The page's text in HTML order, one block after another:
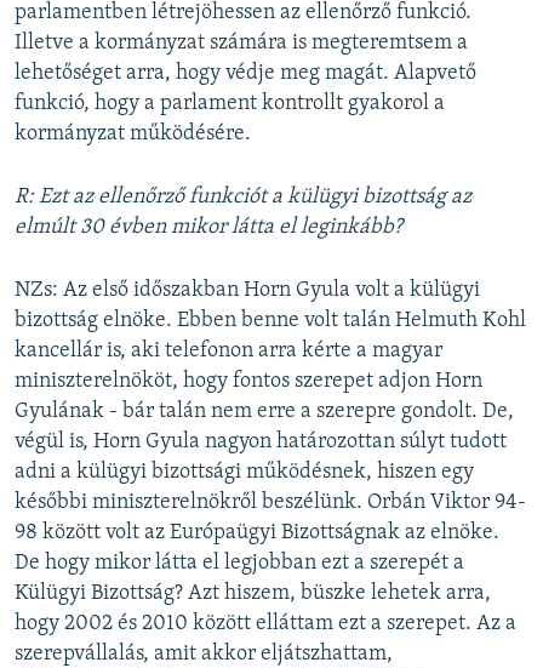
parlamentben létrejöhessen az ellenőrző funkció.
Illetve a kormányzat számára is megteremtsem a
lehetőséget arra, hogy védje meg magát. Alapvető
funkció, hogy a parlament kontrollt gyakorol a
kormányzat működésére.
R: Ezt az ellenőrző funkciót a külügyi bizottság az
elmúlt 30 évben mikor látta el leginkább?
NZs: Az első időszakban Horn Gyula volt a külügyi
bizottság elnöke. Ebben benne volt talán Helmuth Kohl
kancellár is, aki telefonon arra kérte a magyar
miniszterelnököt, hogy fontos szerepet adjon Horn
Gyulának - bár talán nem erre a szerepre gondolt. De,
végül is, Horn Gyula nagyon határozottan súlyt tudott
adni a külügyi bizottsági működésnek, hiszen egy
későbbi miniszterelnökről beszélünk. Orbán Viktor 94-
98 között volt az Európaügyi Bizottságnak az elnöke.
De hogy mikor látta el legjobban ezt a szerepét a
Külügyi Bizottság? Azt hiszem, büszke lehetek arra,
hogy 2002 és 2010 között elláttam ezt a szerepet. Az a
szerepvállalás, amit akkor eljátszhattam,